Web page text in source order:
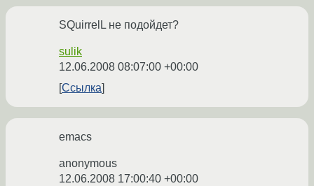
SQuirrelL не подойдет?
sulik
12.06.2008 08:07:00 +00:00
Ссылка
emacs
anonymous
12.06.2008 17:00:40 +00:00